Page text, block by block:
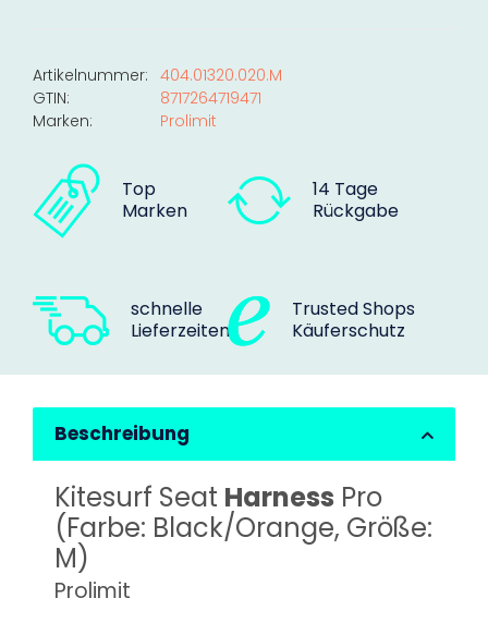
Artikelnummer: 404.01320.020.M
GTIN:
8717264719471
Marken:
Prolimit
Top
Marken
14 Tage
Rückgabe
schnelle
Lieferzeiten
Trusted Shops
Käuferschutz
Beschreibung
Kitesurf Seat Harness Pro
(Farbe: Black/Orange, Größe:
M)
Prolimit